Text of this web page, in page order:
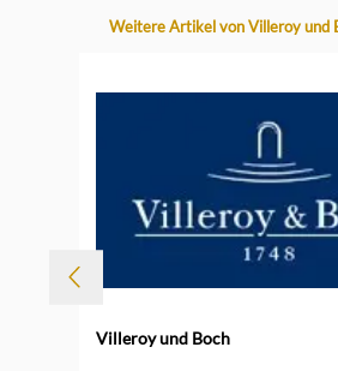
Produktgalerie überspringen
Weitere Artikel von Villeroy und
Villeroy und Boch